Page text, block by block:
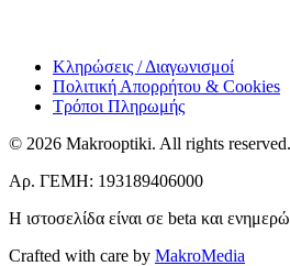
Κληρώσεις / Διαγωνισμοί
Πολιτική Απορρήτου & Cookies
Τρόποι Πληρωμής
© 2026 Makrooptiki. All rights reserved.
Αρ. ΓΕΜΗ: 193189406000
Η ιστοσελίδα είναι σε beta και
Crafted with care by MakroMedia